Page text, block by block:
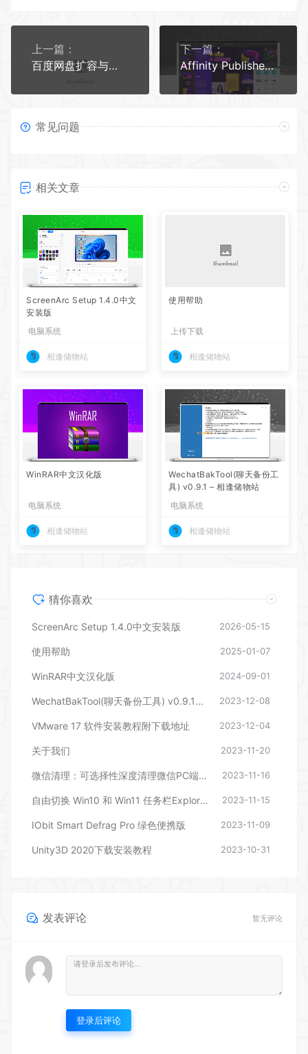
上一篇：
百度网盘扩容与修复技术
下一篇：
Affinity Publisher 2.0软件安装下载教程
常见问题
相关文章
ScreenArc Setup 1.4.0中文
安装版
电脑系统
相逢储物站
使用帮助
上传下载
相逢储物站
WinRAR中文汉化版
电脑系统
相逢储物站
WechatBakTool(聊天备份工
具) v0.9.1 – 相逢储物站
电脑系统
相逢储物站
猜你喜欢
ScreenArc Setup 1.4.0中文安装版 2026-05-15
使用帮助 2025-01-07
WinRAR中文汉化版 2024-09-01
WechatBakTool(聊天备份工具) v0.9.1 – 相逢储物站 2023-12-08
VMware 17 软件安装教程附下载地址 2023-12-04
关于我们 2023-11-20
微信清理：可选择性深度清理微信PC端文件 2023-11-16
自由切换 Win10 和 Win11 任务栏ExplorerPatcher 2023-11-15
IObit Smart Defrag Pro 绿色便携版 2023-11-09
Unity3D 2020下载安装教程 2023-10-31
发表评论 暂无评论
登录后评论